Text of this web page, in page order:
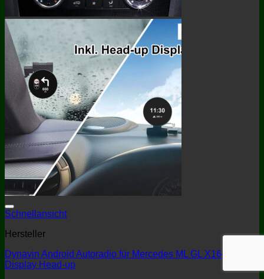
Schnellansicht
Hersteller
Dynavin Android Autoradio für Mercedes ML GL X164 9 Zoll
Display Head-up